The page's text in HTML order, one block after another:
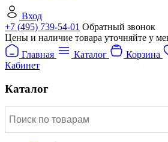
Вход
+7 (495) 739-54-01 Обратный звонок
Цены и наличие товара уточняйте у
Главная
Каталог Корзина
Кабинет
Каталог